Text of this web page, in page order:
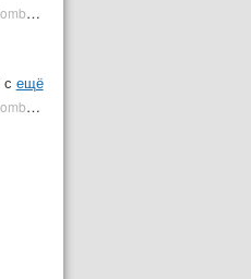
8 лучших боев в фильмах по Mortal Kombat: от «Смертельной битвы» до «Мортал Комбат 2» | Plugged In Ru
ещё
8 лучших боев в фильмах по Mortal Kombat: от «Смертельной битвы» до «Мортал Комбат 2» | Plugged In Ru